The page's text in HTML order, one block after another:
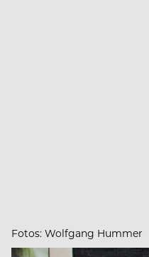
Fotos: Wolfgang Hummer